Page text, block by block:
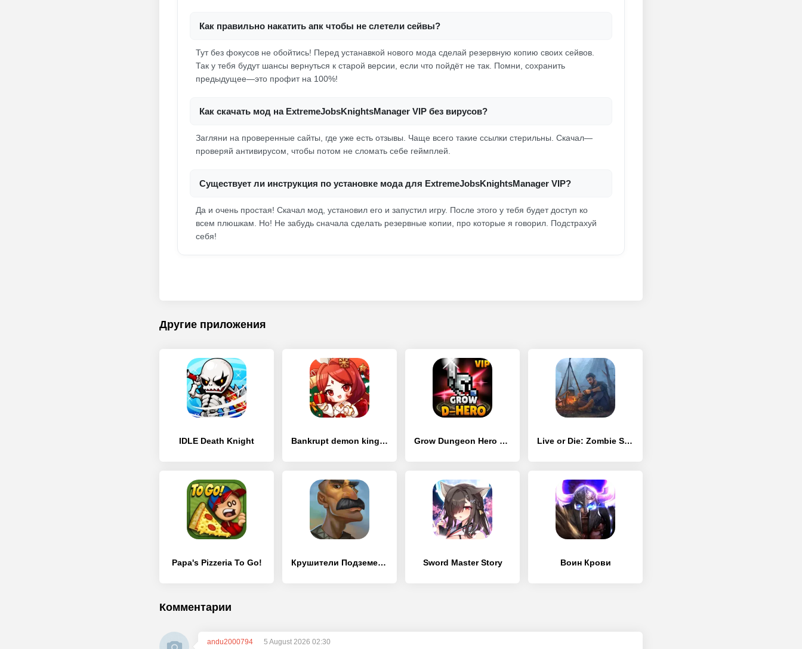
Как правильно накатить апк чтобы не слетели сейвы?
Тут без фокусов не обойтись! Перед устанавкой нового мода сделай резервную копию своих сейвов.
Так у тебя будут шансы вернуться к старой версии, если что пойдёт не так. Помни, сохранить
предыдущее—это профит на 100%!
Как скачать мод на ExtremeJobsKnightsManager VIP без вирусов?
Загляни на проверенные сайты, где уже есть отзывы. Чаще всего такие ссылки стерильны. Скачал—
проверяй антивирусом, чтобы потом не сломать себе геймплей.
Существует ли инструкция по установке мода для ExtremeJobsKnightsManager VIP?
Да и очень простая! Скачал мод, установил его и запустил игру. После этого у тебя будет доступ ко
всем плюшкам. Но! Не забудь сначала сделать резервные копии, про которые я говорил. Подстрахуй
себя!
Другие приложения
IDLE Death Knight Bankrupt demon king:Action RPG Grow Dungeon Hero VIP Live or Die: Zombie Survival
Papa's Pizzeria To Go! Крушители Подземелий Sword Master Story Воин Крови
Комментарии
andu2000794 5 August 2026 02:30